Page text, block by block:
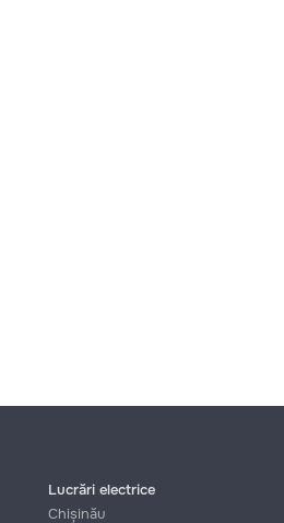
Lucrări electrice
Chișinău